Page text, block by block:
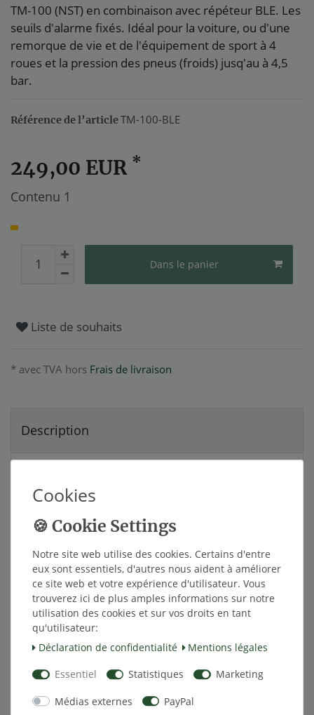
TM-100 (NST) en combinaison avec répéteur BLE. Les
seuils d'alarme fixés. Idéal pour la voiture, ou d'une
remorque de vie et de l'équipement de sport à 4
roues et la pression des pneus (froids) jusq'au à 4,5
bar.
Référence de l’articleTM-100-BLE
249,00 EUR *
Contenu 1
Dans le panier
Liste de souhaits
* avec TVA hors Frais de livraison
Description
Autres détails
Responsable de l'UE
Fabricant
TireMoni TM-100 Système de surveillance de la
pression des pneus. 4 capteurs, la mesure vont
jusqu'à 5 bar, des seuils d'alerte réglable. Idéal
Cookies
Notre site web utilise des cookies. Certains d'entre
eux sont essentiels, d'autres nous aident à améliorer
ce site web et votre expérience d'utilisateur. Vous
trouverez ici de plus amples informations sur notre
utilisation des cookies et sur vos droits en tant
qu'utilisateur:
Déclaration de confidentialité
Mentions légales
Essentiel Statistiques Marketing
Médias externes PayPal